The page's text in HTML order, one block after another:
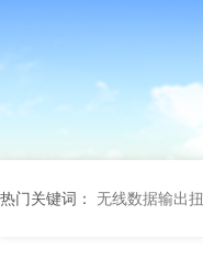
热门关键词： 无线数据输出